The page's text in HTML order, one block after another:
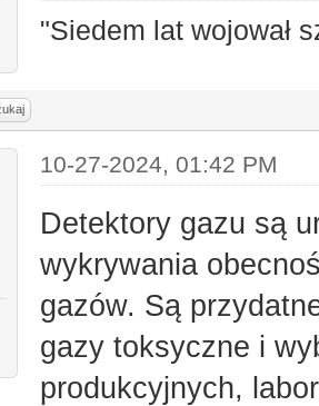
"Siedem lat wojował
10-27-2024, 01:42 PM
Detektory gazu są
wykrywania
gazów. Są
gazy toksyczne i
produkcyjnych,